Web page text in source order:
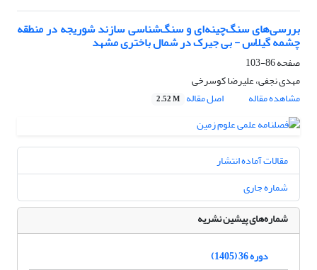
بررسی‌های سنگ‌چینه‌ای و سنگ‌شناسی سازند شوریجه در منطقه
چشمه گیلاس - بی جیرک در شمال باختری مشهد
صفحه86-103
مهدی نجفی، علیرضا کوسرخی
مشاهده مقاله
اصل مقاله 2.52 M
مقالات آماده انتشار
شماره جاری
شماره‌های پیشین نشریه
دوره 36 (1405)